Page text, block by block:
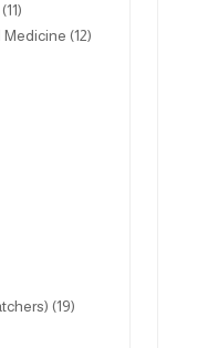
(11) the evaluating functions of the prefrontal cortex
(12) the Journal of Occupational and Environmental Medicine